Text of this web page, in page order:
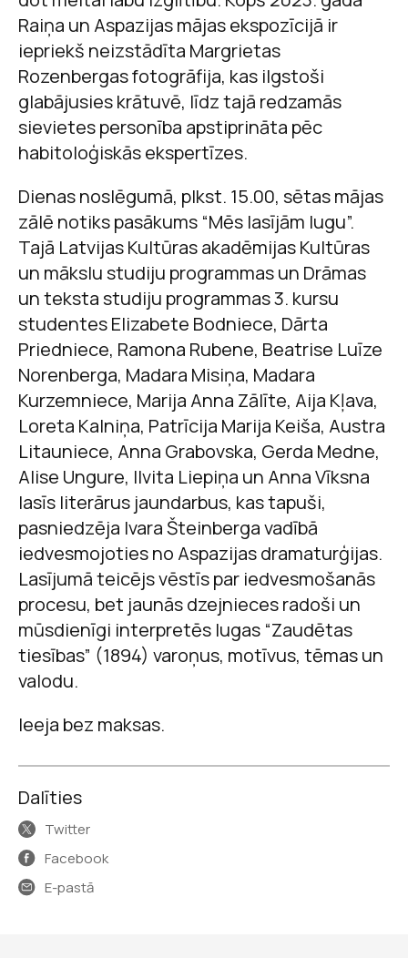
Raiņa un Aspazijas mājas ekspozīcijā ir
iepriekš neizstādīta Margrietas
Rozenbergas fotogrāfija, kas ilgstoši
glabājusies krātuvē, līdz tajā redzamās
sievietes personība apstiprināta pēc
habitoloģiskās ekspertīzes.
Dienas noslēgumā, plkst. 15.00, sētas mājas
zālē notiks pasākums “Mēs lasījām lugu”.
Tajā Latvijas Kultūras akadēmijas Kultūras
un mākslu studiju programmas un Drāmas
un teksta studiju programmas 3. kursu
studentesElizabete Bodniece, Dārta
Priedniece, Ramona Rubene, Beatrise Luīze
Norenberga, Madara Misiņa, Madara
Kurzemniece, Marija Anna Zālīte, Aija Kļava,
Loreta Kalniņa, Patrīcija Marija Keiša, Austra
Litauniece, Anna Grabovska, Gerda Medne,
Alise Ungure, Ilvita Liepiņa un Anna Vīksna
lasīs literārus jaundarbus, kas tapuši,
pasniedzēja Ivara Šteinberga vadībā
iedvesmojoties no Aspazijas dramaturģijas.
Lasījumā teicējs vēstīs par iedvesmošanās
procesu, bet jaunās dzejnieces radoši un
mūsdienīgi interpretēs lugas “Zaudētas
tiesības” (1894) varoņus, motīvus, tēmas un
valodu.
Ieeja bez maksas.
Dalīties
Twitter
Facebook
E-pastā